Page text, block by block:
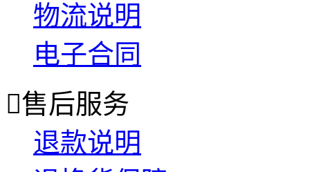
物流说明
电子合同
售后服务
退款说明